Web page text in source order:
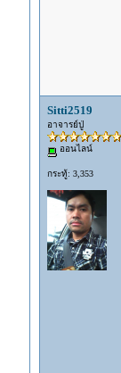
Sitti2519
อาจารย์ปู่
ออนไลน์
กระทู้: 3,353